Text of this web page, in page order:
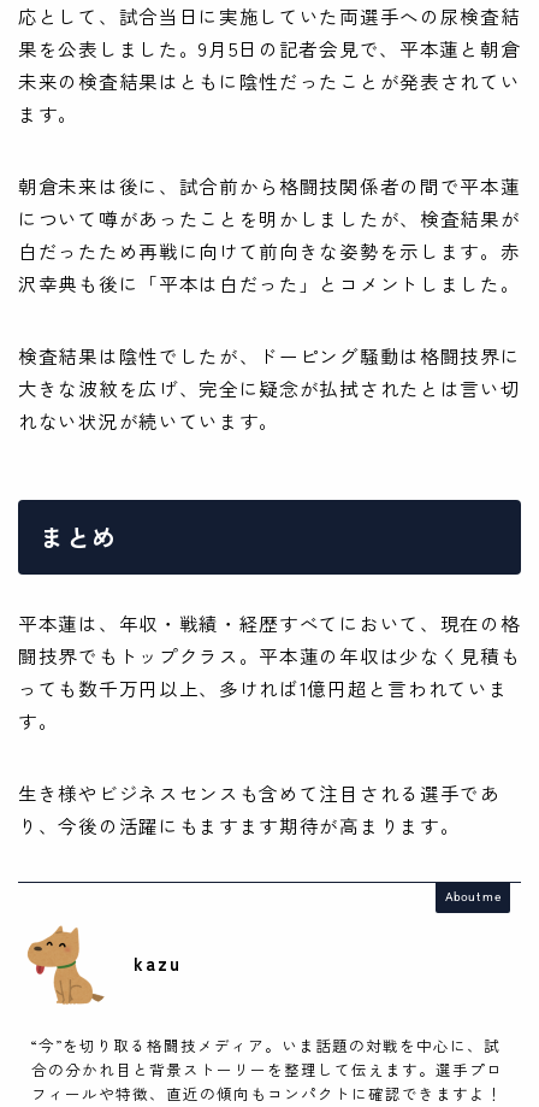
応として、試合当日に実施していた両選手への尿検査結
果を公表しました。9月5日の記者会見で、平本蓮と朝倉
未来の検査結果はともに陰性だったことが発表されてい
ます。
朝倉未来は後に、試合前から格闘技関係者の間で平本蓮
について噂があったことを明かしましたが、検査結果が
白だったため再戦に向けて前向きな姿勢を示します。赤
沢幸典も後に「平本は白だった」とコメントしました。
検査結果は陰性でしたが、ドーピング騒動は格闘技界に
大きな波紋を広げ、完全に疑念が払拭されたとは言い切
れない状況が続いています。
まとめ
平本蓮は、年収・戦績・経歴すべてにおいて、現在の格
闘技界でもトップクラス。平本蓮の年収は少なく見積も
っても数千万円以上、多ければ1億円超と言われていま
す。
生き様やビジネスセンスも含めて注目される選手であ
り、今後の活躍にもますます期待が高まります。
About me
kazu
“今”を切り取る格闘技メディア。いま話題の対戦を中心に、試
合の分かれ目と背景ストーリーを整理して伝えます。選手プロ
フィールや特徴、直近の傾向もコンパクトに確認できますよ！